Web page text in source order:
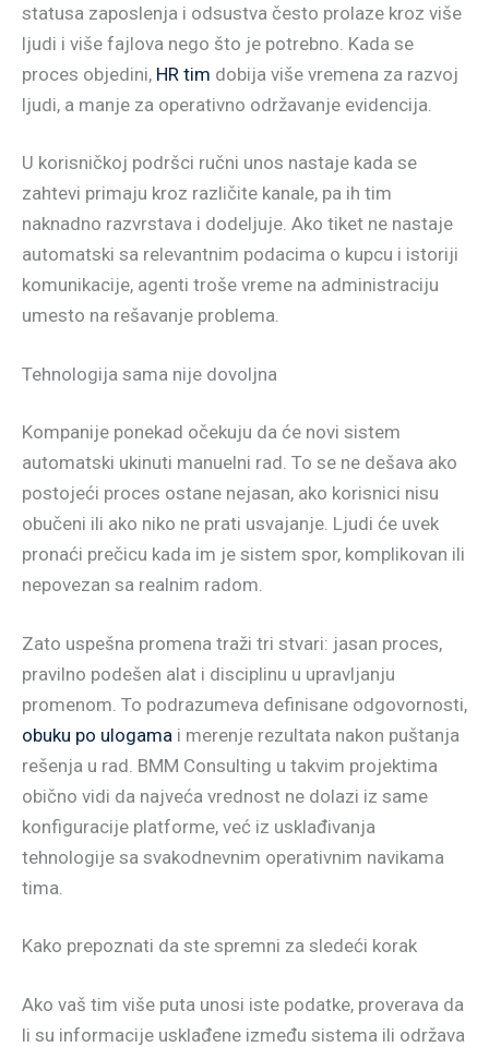
statusa zaposlenja i odsustva često prolaze kroz više
ljudi i više fajlova nego što je potrebno. Kada se
proces objedini, HR tim dobija više vremena za razvoj
ljudi, a manje za operativno održavanje evidencija.
U korisničkoj podršci ručni unos nastaje kada se
zahtevi primaju kroz različite kanale, pa ih tim
naknadno razvrstava i dodeljuje. Ako tiket ne nastaje
automatski sa relevantnim podacima o kupcu i istoriji
komunikacije, agenti troše vreme na administraciju
umesto na rešavanje problema.
Tehnologija sama nije dovoljna
Kompanije ponekad očekuju da će novi sistem
automatski ukinuti manuelni rad. To se ne dešava ako
postojeći proces ostane nejasan, ako korisnici nisu
obučeni ili ako niko ne prati usvajanje. Ljudi će uvek
pronaći prečicu kada im je sistem spor, komplikovan ili
nepovezan sa realnim radom.
Zato uspešna promena traži tri stvari: jasan proces,
pravilno podešen alat i disciplinu u upravljanju
promenom. To podrazumeva definisane odgovornosti,
obuku po ulogama i merenje rezultata nakon puštanja
rešenja u rad. BMM Consulting u takvim projektima
obično vidi da najveća vrednost ne dolazi iz same
konfiguracije platforme, već iz usklađivanja
tehnologije sa svakodnevnim operativnim navikama
tima.
Kako prepoznati da ste spremni za sledeći korak
Ako vaš tim više puta unosi iste podatke, proverava da
li su informacije usklađene između sistema ili održava